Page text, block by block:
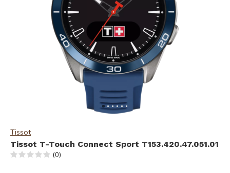
Tissot
Tissot T-Touch Connect Sport T153.420.47.051.01
(0)